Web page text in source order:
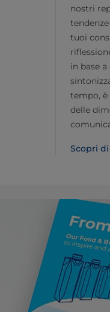
nostri
tuoi
in base
tempo, è
delle
Scopri